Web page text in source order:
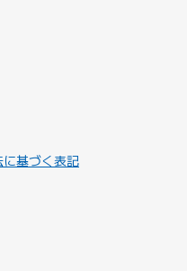
基づく表記